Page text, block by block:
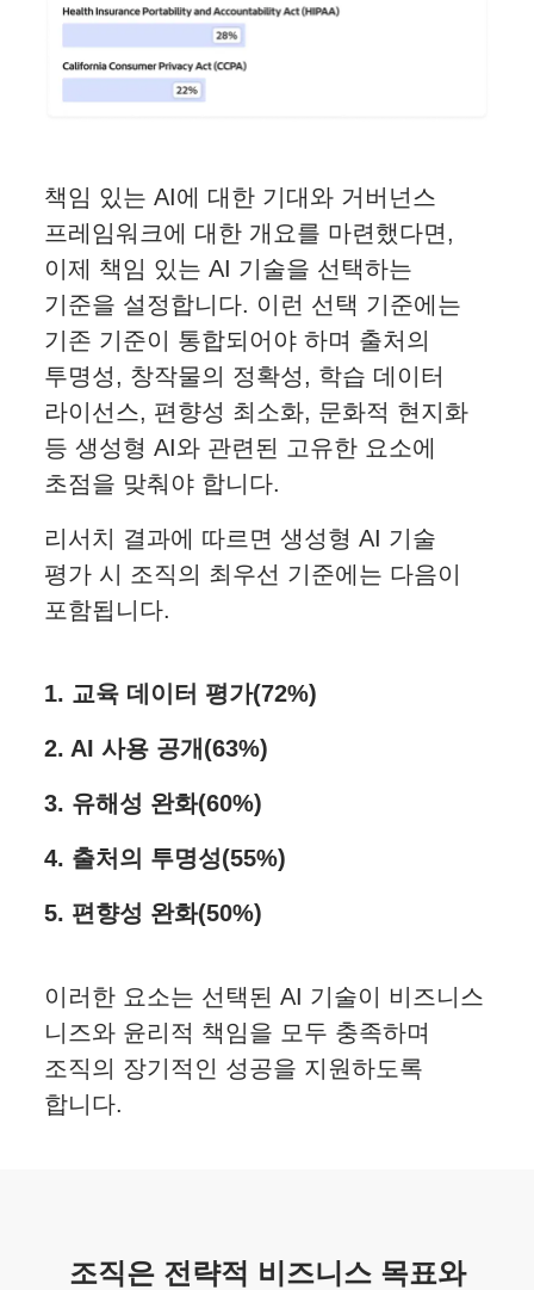
책임 있는 AI에 대한 기대와 거버넌스
프레임워크에 대한 개요를 마련했다면,
이제 책임 있는 AI 기술을 선택하는
기준을 설정합니다. 이런 선택 기준에는
기존 기준이 통합되어야 하며 출처의
투명성, 창작물의 정확성, 학습 데이터
라이선스, 편향성 최소화, 문화적 현지화
등 생성형 AI와 관련된 고유한 요소에
초점을 맞춰야 합니다.
리서치 결과에 따르면 생성형 AI 기술
평가 시 조직의 최우선 기준에는 다음이
포함됩니다.
1. 교육 데이터 평가(72%)
2. AI 사용 공개(63%)
3. 유해성 완화(60%)
4. 출처의 투명성(55%)
5. 편향성 완화(50%)
이러한 요소는 선택된 AI 기술이 비즈니스
니즈와 윤리적 책임을 모두 충족하며
조직의 장기적인 성공을 지원하도록
합니다.
조직은 전략적 비즈니스 목표와